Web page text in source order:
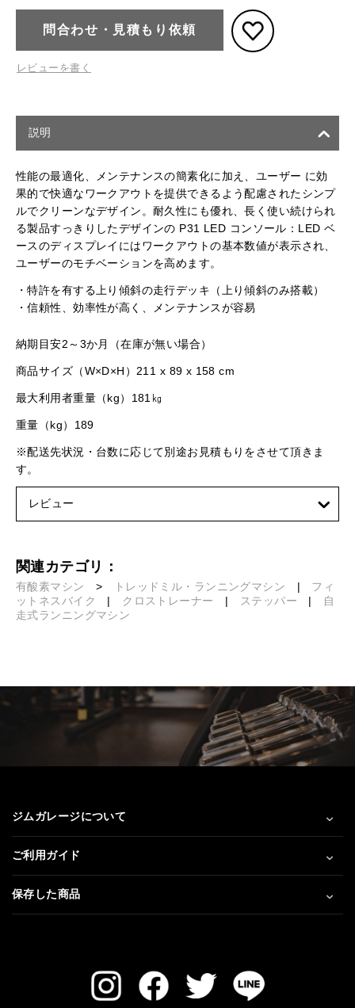
問合わせ・見積もり依頼
レビューを書く
説明
性能の最適化、メンテナンスの簡素化に加え、ユーザー に効
果的で快適なワークアウトを提供できるよう配慮されたシンプ
ルでクリーンなデザイン。耐久性にも優れ、長く使い続けられ
る製品すっきりしたデザインの P31 LED コンソール：LED ベ
ースのディスプレイにはワークアウトの基本数値が表示され、
ユーザーのモチベーションを高めます。
・特許を有する上り傾斜の走行デッキ（上り傾斜のみ搭載）
・信頼性、効率性が高く、メンテナンスが容易
納期目安2～3か月（在庫が無い場合）
商品サイズ（W×D×H）211 x 89 x 158 cm
最大利用者重量（kg）181㎏
重量（kg）189
※配送先状況・台数に応じて別途お見積もりをさせて頂きま
す。
レビュー
関連カテゴリ：
有酸素マシン > トレッドミル・ランニングマシン | フィ
ットネスバイク
| クロストレーナー | ステッパー |
自
走式ランニングマシン
ジムガレージについて
ご利用ガイド
保存した商品